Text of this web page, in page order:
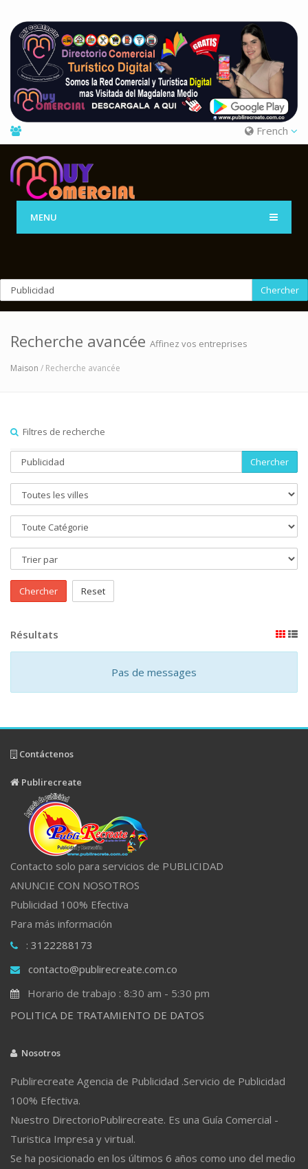
French
MENU
Chercher
Recherche avancée Affinez vos entreprises
Maison / Recherche avancée
Filtres de recherche
Chercher
Chercher Reset
Résultats
Pas de messages
Contáctenos
Publirecreate
Contacto solo para servicios de PUBLICIDAD
ANUNCIE CON NOSOTROS
Publicidad 100% Efectiva
Para más información
: 3122288173
contacto@publirecreate.com.co
Horario de trabajo : 8:30 am - 5:30 pm
POLITICA DE TRATAMIENTO DE DATOS
Nosotros
Publirecreate Agencia de Publicidad .Servicio de Publicidad
100% Efectiva.
Nuestro DirectorioPublirecreate. Es una Guía Comercial -
Turistica Impresa y virtual.
Se ha posicionado en los últimos 6 años como uno del medio